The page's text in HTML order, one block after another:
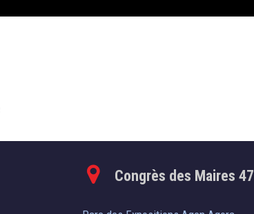
Congrès des Maires 47